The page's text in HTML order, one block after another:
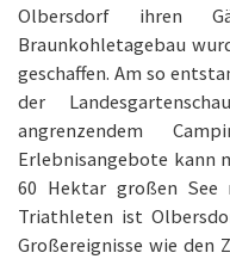
Olbersdorf ihren
Braunkohletagebau
geschaffen. Am so
der
angrenzendem
Erlebnisangebote kann
60 Hektar großen See
Triathleten ist
Großereignisse wie den